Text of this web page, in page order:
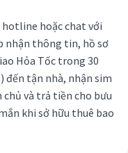
hoặc chat với
nhận thông tin, hồ sơ
Hỏa Tốc trong 30
đến tận nhà, nhận sim
và trả tiền cho bưu
khi sở hữu thuê bao